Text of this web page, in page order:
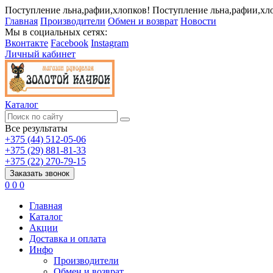
Поступление льна,рафии,хлопков! Поступление
Главная Производители Обмен и возврат Новости
Мы в социальных сетях:
Вконтакте Facebook Instagram
Личный кабинет
Каталог
Все результаты
+375 (44) 512-05-06
+375 (29) 881-81-33
+375 (22) 270-79-15
Заказать звонок
0 0 0
Главная
Каталог
Акции
Доставка и оплата
Инфо
Производители